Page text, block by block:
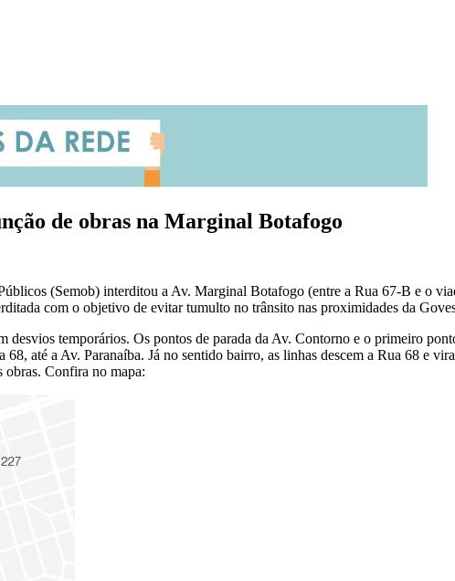
de obras na Marginal Botafogo
(Semob) interditou a Av. Marginal Botafogo (entre a Rua 67-B e o
com o objetivo de evitar tumulto no trânsito nas proximidades da
desvios temporários. Os pontos de parada da Av. Contorno e o primeiro
até a Av. Paranaíba. Já no sentido bairro, as linhas descem a Rua 68 e
obras. Confira no mapa: